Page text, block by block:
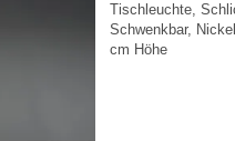
Tischleuchte,
Schwenkbar,
cm Höhe